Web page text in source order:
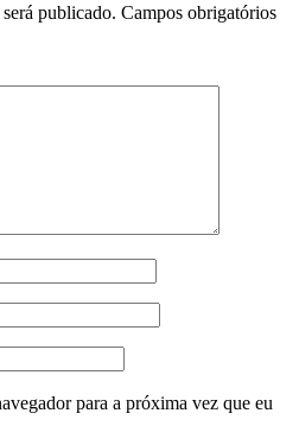
publicado. Campos obrigatórios
para a próxima vez que eu